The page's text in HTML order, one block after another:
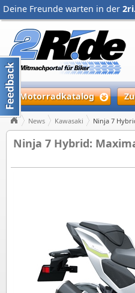
Deine Freunde warten in der
Motorradkatalog
News Kawasaki Ninja 7
Ninja 7 Hybrid: